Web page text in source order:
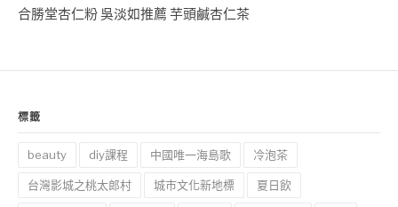
合勝堂杏仁粉 吳淡如推薦 芋頭鹹杏仁茶
標籤
beauty diy課程 中國唯一海島歌 冷泡茶
台灣影城之桃太郎村 城市文化新地標 夏日飲